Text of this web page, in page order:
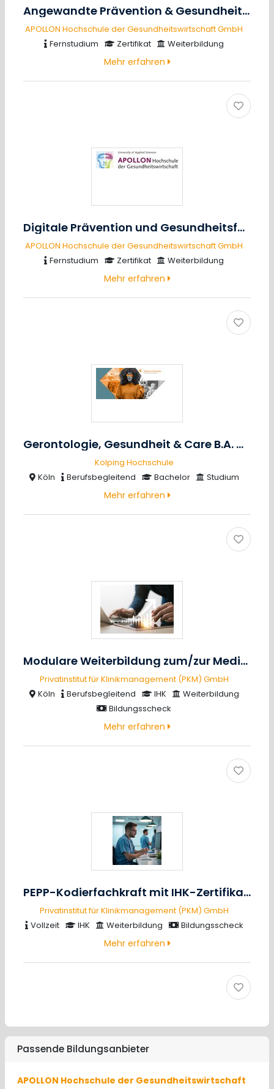
Angewandte Prävention & Gesundheitsförderung
APOLLON Hochschule der Gesundheitswirtschaft GmbH
Fernstudium
Zertifikat Weiterbildung
Mehr erfahren
Digitale Prävention und Gesundheitsförderung
APOLLON Hochschule der Gesundheitswirtschaft GmbH
Fernstudium
Zertifikat Weiterbildung
Mehr erfahren
Gerontologie, Gesundheit & Care B.A.
m/w/d
Kolping Hochschule
Köln
Berufsbegleitend Bachelor Studium
Mehr erfahren
Modulare Weiterbildung zum/zur Medizincontroller/in (IHK) (Hybrid)
Privatinstitut für Klinikmanagement (PKM) GmbH
Köln
Berufsbegleitend IHK
Weiterbildung
Bildungsscheck
Mehr erfahren
PEPP-Kodierfachkraft mit IHK-Zertifikat (Online)
Privatinstitut für Klinikmanagement (PKM) GmbH
Vollzeit
IHK Weiterbildung Bildungsscheck
Mehr erfahren
Passende Bildungsanbieter
APOLLON Hochschule der Gesundheitswirtschaft